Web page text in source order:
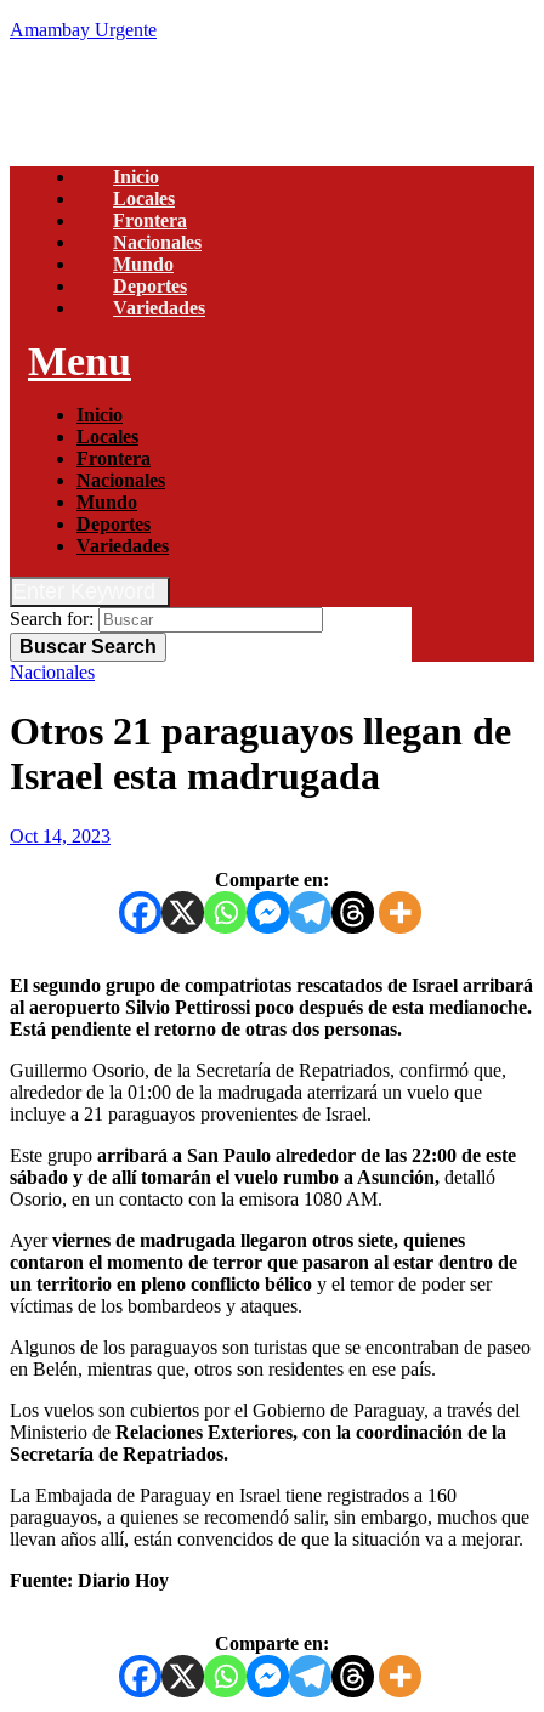
Amambay Urgente
Inicio
Locales
Frontera
Nacionales
Mundo
Deportes
Variedades
Menu
Inicio
Locales
Frontera
Nacionales
Mundo
Deportes
Variedades
Search for:
Buscar Search
Nacionales
Otros 21 paraguayos llegan de
Israel esta madrugada
Oct 14, 2023
Comparte en:
El segundo grupo de compatriotas rescatados de Israel arribará
al aeropuerto Silvio Pettirossi poco después de esta medianoche.
Está pendiente el retorno de otras dos personas.
Guillermo Osorio, de la Secretaría de Repatriados, confirmó que,
alrededor de la 01:00 de la madrugada aterrizará un vuelo que
incluye a 21 paraguayos provenientes de Israel.
Este grupo arribará a San Paulo alrededor de las 22:00 de este
sábado y de allí tomarán el vuelo rumbo a Asunción, detalló
Osorio, en un contacto con la emisora 1080 AM.
Ayerviernes de madrugada llegaron otros siete, quienes
contaron el momento de terror que pasaron al estar dentro de
un territorio en pleno conflicto bélico y el temor de poder ser
víctimas de los bombardeos y ataques.
Algunos de los paraguayos son turistas que se encontraban de paseo
en Belén, mientras que, otros son residentes en ese país.
Los vuelos son cubiertos por el Gobierno de Paraguay, a través del
Ministerio de Relaciones Exteriores, con la coordinación de la
Secretaría de Repatriados.
La Embajada de Paraguay en Israel tiene registrados a 160
paraguayos, a quienes se recomendó salir, sin embargo, muchos que
llevan años allí, están convencidos de que la situación va a mejorar.
Fuente: Diario Hoy
Comparte en: